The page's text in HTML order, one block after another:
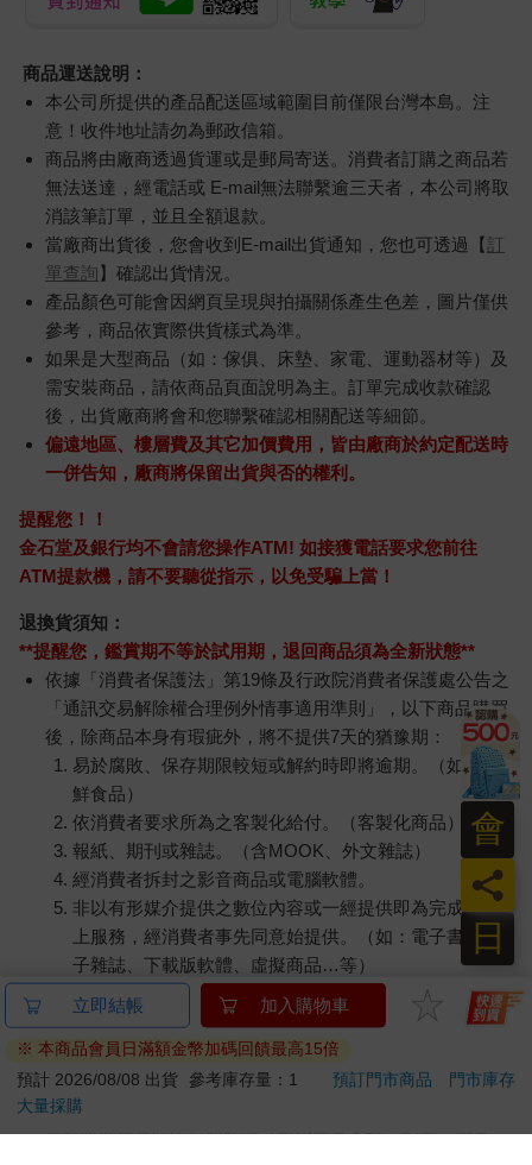
商品運送說明：
本公司所提供的產品配送區域範圍目前僅限台灣本島。注
意！收件地址請勿為郵政信箱。
商品將由廠商透過貨運或是郵局寄送。消費者訂購之商品若
無法送達，經電話或 E-mail無法聯繫逾三天者，本公司將取
消該筆訂單，並且全額退款。
當廠商出貨後，您會收到E-mail出貨通知，您也可透過【訂
單查詢】確認出貨情況。
產品顏色可能會因網頁呈現與拍攝關係產生色差，圖片僅供
參考，商品依實際供貨樣式為準。
如果是大型商品（如：傢俱、床墊、家電、運動器材等）及
需安裝商品，請依商品頁面說明為主。訂單完成收款確認
後，出貨廠商將會和您聯繫確認相關配送等細節。
偏遠地區、樓層費及其它加價費用，皆由廠商於約定配送時
一併告知，廠商將保留出貨與否的權利。
提醒您！！
金石堂及銀行均不會請您操作ATM! 如接獲電話要求您前往
ATM提款機，請不要聽從指示，以免受騙上當！
退換貨須知：
**提醒您，鑑賞期不等於試用期，退回商品須為全新狀態**
依據「消費者保護法」第19條及行政院消費者保護處公告之
「通訊交易解除權合理例外情事適用準則」，以下商品購買
後，除商品本身有瑕疵外，將不提供7天的猶豫期：
易於腐敗、保存期限較短或解約時即將逾期。（如：生
鮮食品）
依消費者要求所為之客製化給付。（客製化商品）
報紙、期刊或雜誌。（含MOOK、外文雜誌）
經消費者拆封之影音商品或電腦軟體。
非以有形媒介提供之數位內容或一經提供即為完成之線
上服務，經消費者事先同意始提供。（如：電子書、電
子雜誌、下載版軟體、虛擬商品…等）
已拆封之個人衛生用品。（如：內衣褲、刮鬍刀、除毛
若非上列種類商品，均享有到貨7天的猶豫期（含例假
日）。
辦理退換貨時，商品（組合商品恕無法接受單獨退貨）必須
是您收到商品時的原始狀態（包含商品本體、配件、贈品、
立即結帳 加入購物車
※ 本商品會員日滿額金幣加碼回饋最高15倍
預計 2026/08/08 出貨 參考庫存量：1 預訂門市商品
門市庫存
大量採購
日
員
會